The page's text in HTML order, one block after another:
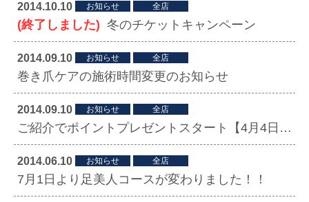
2014.10.10 お知らせ 全店
(終了しました) 冬のチケットキャンペーン
2014.09.10 お知らせ 全店
巻き爪ケアの施術時間変更のお知らせ
2014.09.10 お知らせ 全店
ご紹介でポイントプレゼントスタート【4月4日～】
2014.06.10 お知らせ 全店
7月1日より足美人コースが変わりました！！